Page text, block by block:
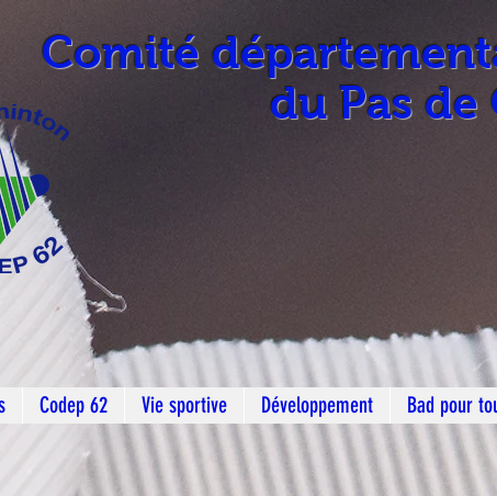
Comité
du Pas de
Codep 62 Vie sportive Développement Bad pour